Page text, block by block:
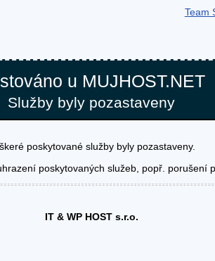
Team
u MUJHOST.NET
Služby byly pozastaveny
poskytované služby byly pozastaveny.
poskytovaných služeb, popř. porušení
IT & WP HOST s.r.o.